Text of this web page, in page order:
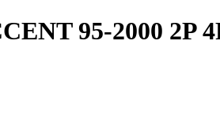
95-2000 2P